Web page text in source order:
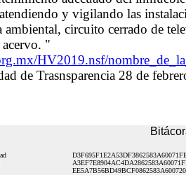
y vigilando las
circuito cerrado de
"
HV2019.nsf/
de Trasnsparencia 28 de